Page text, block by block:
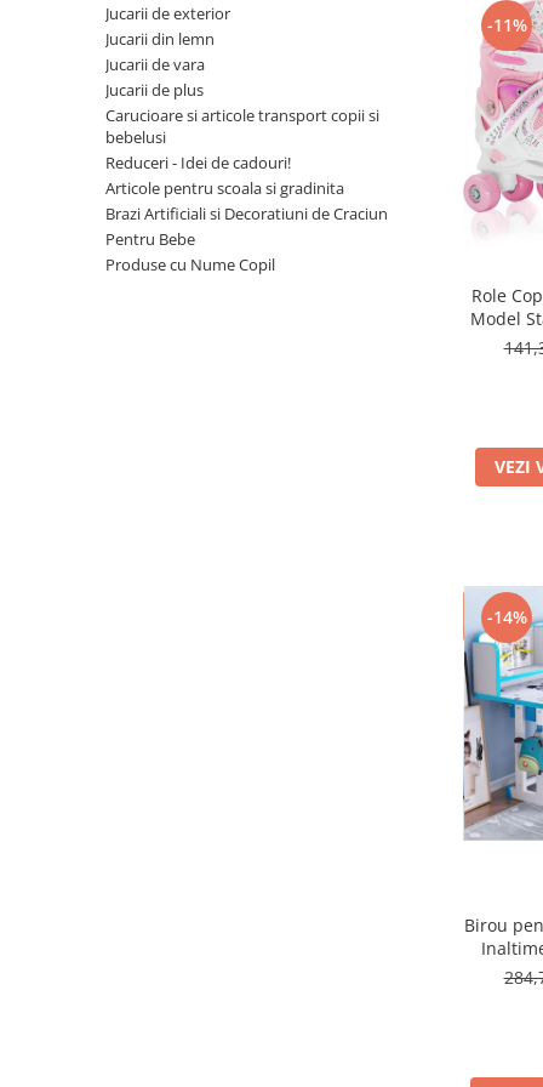
Seturi de constructie
Jucarii vorbarete
Jucarii tip STEM
Jucarii instrumente muzicale
Jucarii baieti
Copii 4 ani+
Copii 5 ani+
Copii 6 ani+
Copii 4 ani+
Copii 5 ani+
Copii 6 ani+
Lenjerii de pat copii si bebe
Mobilier pentru copii
Patuturi copii
Jucarii de plus mici
Jucarii de plus medii
Jucarii de plus mari
Jucarii de exterior
Jucarii din lemn
Jucarii de vara
Jucarii de plus
Carucioare si articole transport copii si
bebelusi
Reduceri - Idei de cadouri!
Articole pentru scoala si gradinita
Brazi Artificiali si Decoratiuni de Craciun
Pentru Bebe
Produse cu Nume Copil
-11%
Role
Model
VEZI
-14%
Birou